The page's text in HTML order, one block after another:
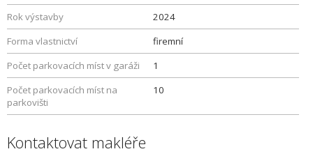
Rok výstavby
2024
Forma vlastnictví
firemní
Počet parkovacích míst v garáži
1
Počet parkovacích míst na
parkovišti
10
Kontaktovat makléře